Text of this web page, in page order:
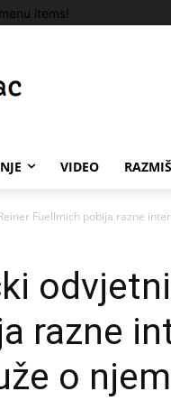
items!
VIDEO
Fuellmich pobija razne
razne
o